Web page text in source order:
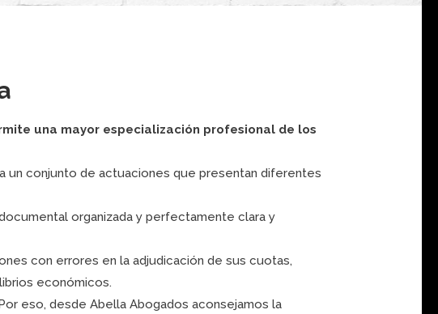
una mayor especialización profesional de los
un conjunto de actuaciones que presentan diferentes
organizada y perfectamente clara y
con errores en la adjudicación de sus cuotas,
económicos.
eso, desde Abella Abogados aconsejamos la